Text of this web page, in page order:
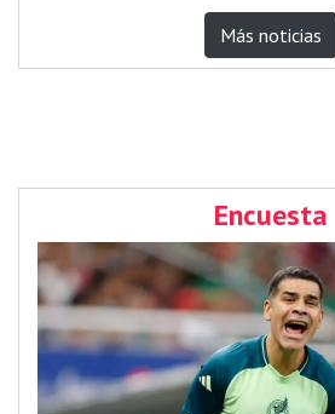
Más noticias
Encuesta